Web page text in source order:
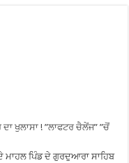
ਖੁਲਾਸਾ ! ”ਲਾਫਟਰ ਚੈਲੇਂਜ” ”ਚੋਂ
ਮਾਹਲ ਪਿੰਡ ਦੇ ਗੁਰਦੁਆਰਾ ਸਾਹਿਬ